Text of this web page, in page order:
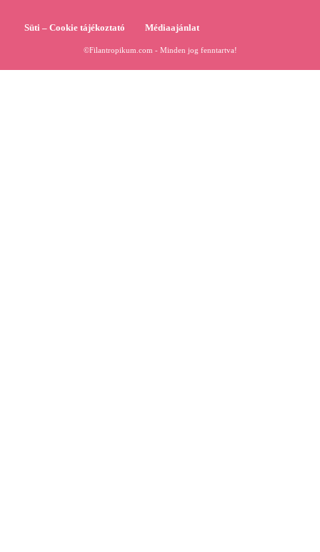
Süti – Cookie tájékoztató Médiaajánlat
©Filantropikum.com - Minden jog fenntartva!